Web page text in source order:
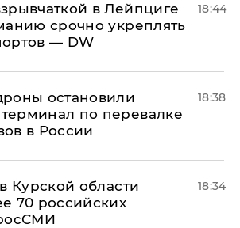
в Лейпциге
срочно укреплять
— DW
18:44
остановили
по перевалке
в России
18:38
Курской области
70 российских
18:34